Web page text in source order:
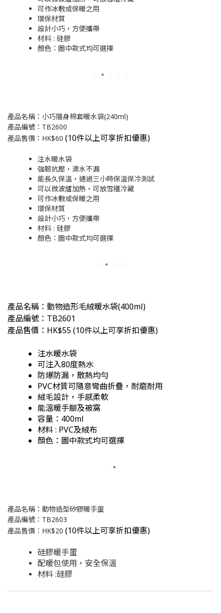
可作冰敷或保暖之用
環保材質
設計小巧，方便攜帶
材料 : 硅膠
顏色：圖中款式均可選擇
產品名稱：小巧隨身棉套暖水袋(240ml)
產品編號：TB2600
產品售價：HK$60 (10件以上可享折扣優惠)
注水暖水袋
強韌抗壓，滴水不漏
能長久保溫，通過三小時保溫保冷測試
可以微波爐加熱，可放雪櫃冷藏
可作冰敷或保暖之用
環保材質
設計小巧，方便攜帶
材料 : 硅膠
顏色：圖中款式均可選擇
產品名稱：動物造形毛絨暖水袋(400ml)
產品編號：TB2601
產品售價：HK$55(10件以上可享折扣優惠)
注水暖水袋
可注入80度熱水
防爆防漏，散熱均勻
PVC材質可隨意彎曲折疊，耐磨耐用
絨毛設計，手感柔軟
能溫暖手腳及被窩
容量：400ml
材料 : PVC及絨布
顏色：圖中款式均可選擇
產品名稱：動物造型矽膠暖手蛋
產品編號：TB2603
產品售價：HK$20 (10件以上可享折扣優惠)
硅膠暖手蛋
配暖包使用，安全保溫
材料 :硅膠